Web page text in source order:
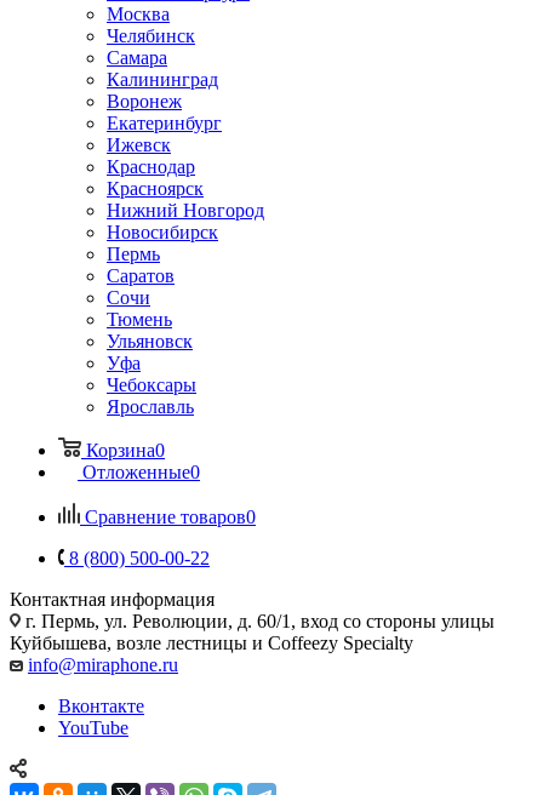
Москва
Челябинск
Самара
Калининград
Воронеж
Екатеринбург
Ижевск
Краснодар
Красноярск
Нижний Новгород
Новосибирск
Пермь
Саратов
Сочи
Тюмень
Ульяновск
Уфа
Чебоксары
Ярославль
Корзина0
Отложенные0
Сравнение товаров0
8 (800) 500-00-22
Контактная информация
г. Пермь, ул. Революции, д. 60/1, вход со стороны улицы
Куйбышева, возле лестницы и Coffeezy Specialty
info@miraphone.ru
Вконтакте
YouTube